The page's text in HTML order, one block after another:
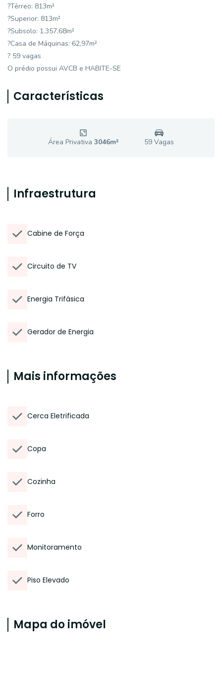
?Térreo: 813m²
?Superior: 813m²
?Subsolo: 1.357,68m²
?Casa de Máquinas: 62,97m²
? 59 vagas
O prédio possui AVCB e HABITE-SE
Características
Área Privativa 3046m² 59 Vagas
Infraestrutura
Cabine de Força
Circuito de TV
Energia Trifásica
Gerador de Energia
Mais informações
Cerca Eletrificada
Copa
Cozinha
Forro
Monitoramento
Piso Elevado
Mapa do imóvel